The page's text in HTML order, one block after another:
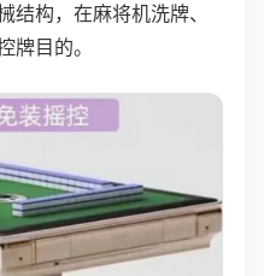
结构，在麻将机洗牌、
牌目的。